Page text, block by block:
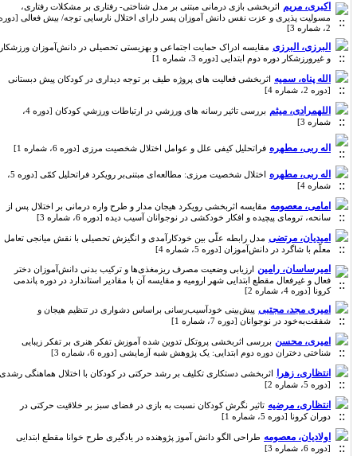
اکبری، مریم اثربخشی بازی درمانی مبتنی بر مدل شناختی- رفتاری بر مشکلات رفتاری،
مسولیت پذیری و عزت نفس دانش آموزان پسر دارای اختلال نارسایی توجه/ بیش فعالی [دوره
2، شماره 3]
البرزی، البرزی مقایسه ادراک حمایت اجتماعی و بهزیستی تحصیلی در دانش‌آموزان ورزشکار
و غیر‌ورزشکار دوره دوم ابتدایی [دوره 3، شماره 1]
الله پناه، سمیه اثربخشی فعالیت های پروژه طیف بر توجه دیداری در کودکان پیش دبستانی
[دوره 2، شماره 4]
اللهمرادی، میثم
بررسی تاثیر رسانه های ورزﺷﻲ در ارتباطات ورزﺷﻲ ﻛﻮدﻛﺎن [دوره 4،
شماره 3]
اله ربی، مطهره فراتحلیل کیفی علل و عوامل اختلال شخصیت مرزی [دوره 6، شماره 1]
اله ربی، مطهره
اختلال شخصیت مرزی: مطالعه‌ای مبتنی‌بر رویکرد فراتحلیل کمّی [دوره 5،
شماره 4]
امامی، معصومه مقایسه اثربخشی رویکرد هیجان مدار و طرح واره درمانی بر اختلال پس از
سانحه، ترومای پیچیده و افکار خودکشی در نوجوانان آسیب دیده [دوره 6، شماره 3]
امیدیان، مرتضی مدل رابطه علّی بین خودکارآمدی و انگیزش تحصیلی با نقش میانجی تعامل
معلّم با شاگرد در دانش‌آموزان [دوره 5، شماره 4]
امیرساسان، رامین ارزیابی وضعیت مصرف ریزمغذی‌ها و ترکیب بدنی دانش‌آموزان دختر
فعال و غیرفعال مقطع ابتدایی شهر ارومیه و مقایسه آن با مقادیر استاندارد در دوره پاندمی
کرونا [دوره 4، شماره 2]
امیری مجد، مجتبی پیش‌بینی خودآسیب‌رسانی براساس دشواری در تنظیم هیجان و
شفقت‌به‌خود در نوجوانان [دوره 7، شماره 1]
امیری، محسن بررسی اثربخشی پروتکل تدوین شده آموزش تفکر هنری بر تفکر زیبایی
شناختی دختران دوره دوم ابتدایی: یک پژوهش شبه آزمایشی [دوره 6، شماره 3]
انتظاری، زهرا اثربخشی دستکاری تکلیف بر رشد حرکتی در کودکان با اختلال هماهنگی رشدی
[دوره 5، شماره 2]
انتظاری، مرضیه تاثیر نگرش کودکان نسبت به بازی در فضای سبز بر خلاقیت حرکتی در
دوران کرونا [دوره 5، شماره 1]
اولادیان، معصومه طراحی الگو دانش آموز پژوهنده در یادگیری طرح خوانا مقطع ابتدایی
[دوره 6، شماره 3]